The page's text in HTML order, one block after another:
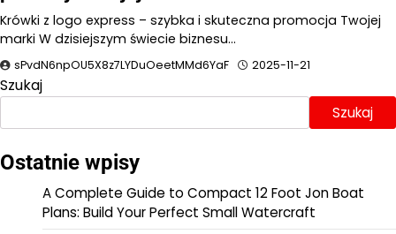
Krówki z logo express – szybka i skuteczna promocja Twojej
marki W dzisiejszym świecie biznesu…
sPvdN6npOU5X8z7LYDuOeetMMd6YaF 2025-11-21
Szukaj
Szukaj
Ostatnie wpisy
A Complete Guide to Compact 12 Foot Jon Boat
Plans: Build Your Perfect Small Watercraft